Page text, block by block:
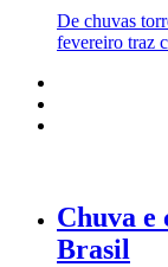
De chuvas
fevereiro traz
Chuva
Brasil